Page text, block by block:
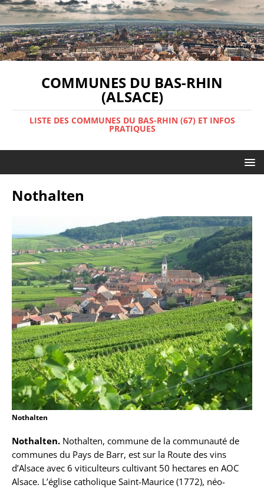
COMMUNES DU BAS-RHIN
(ALSACE)
LISTE DES COMMUNES DU BAS-RHIN (67) ET INFOS
PRATIQUES
Nothalten
Nothalten
Nothalten. Nothalten, commune de la communauté de
communes du Pays de Barr, est sur la Route des vins
d’Alsace avec 6 viticulteurs cultivant 50 hectares en AOC
Alsace. L’église catholique Saint-Maurice (1772), néo-